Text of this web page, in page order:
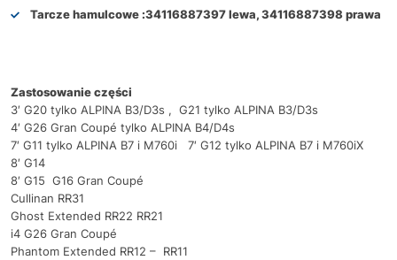
Tarcze hamulcowe :34116887397 lewa, 34116887398 prawa
Zastosowanie części
3′ G20 tylko ALPINA B3/D3s , G21 tylko ALPINA B3/D3s
4′ G26 Gran Coupé tylko ALPINA B4/D4s
7′ G11 tylko ALPINA B7 i M760i 7′ G12 tylko ALPINA B7 i M760iX
8′ G14
8′ G15 G16 Gran Coupé
Cullinan RR31
Ghost Extended RR22 RR21
i4 G26 Gran Coupé
Phantom Extended RR12 – RR11